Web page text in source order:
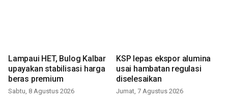
Lampaui HET, Bulog Kalbar
upayakan stabilisasi harga
beras premium
Sabtu, 8 Agustus 2026
KSP lepas ekspor alumina
usai hambatan regulasi
diselesaikan
Jumat, 7 Agustus 2026